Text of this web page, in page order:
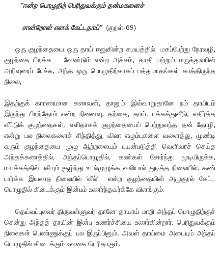
“ஈன்ற பொழுதிற் பெரிதுவக்கும் தன்மகனைச்
சான்றோன் எனக் கேட்டதாய்”(குறள்-69)
ஒரு குழந்தையை ஒரு தாய் ஈனுகின்ற சமயத்தில் மகப்பேற்று நேரவழி,
குழந்தை பிறக்க வேண்டும் என்ற அச்சம், தாதி மற்றும் மருத்துவரின்
அறிவுரைப் பேச்சு, அந்த ஒரு பொழுதிற்காகப் பத்துமாதங்கள் காத்திருந்த
நிலை,
இதற்குக் காரணமான கணவன், தானும் இவ்வாறுதானே நம் தாயிடம்
இருந்து பிறந்தோம் என்ற நினைவு, தந்தை, தாய், பக்கத்துவீடு, எதிர்த்த
வீட்டுக் குழந்தைகள், எளிதாகக் குழந்தையைப் பெற்றுவந்த தன் தோழி,
என்று பல நிலைகளைச் சிந்தித்து, விலா எழும்புகளை வளைத்து, முண்டி
வரும் குழந்தையை முழு ஆற்றலையும் பயன்படுத்தி வெளிவரச் செய்த
அந்தக்கணத்தில், அந்தப்பொழுதில், கண்கள் சோர்ந்து மூடியிருக்க,
மயக்கத்தில் பசியும் சூழ்ந்து உடல்முழுக்க வலியால் துடித்த நிலையில், கண்
பார்க்க இயலாத நிலையில் ‘வீல்’ என்ற குழந்தையின் அழுகுரல் கேட்ட
பொழுதில் கிடைக்கும் இன்பம் உணர்ந்தவர்க்கே விளங்கும்.
தெய்வப்புலவர் திருவள்ளுவர் தானே தாயாய் மாறி அந்தப் பொழுதிற்குச்
சென்று அந்தத் தாயின் இன்ப உணர்ச்சியை உணர்கின்றார். பெரிதுவக்கும்
நிலைகள் பெண்ணுக்குப் பல இருப்பினும், அவள் தாய்மை அடையும் அந்தப்
பொழுதில் கிடைக்கும் உவகை பெரிதாகும்.